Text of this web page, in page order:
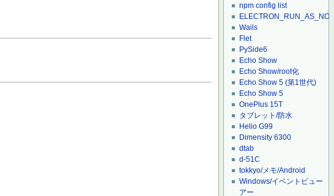
npm config list
Wails
Flet
PySide6
Echo Show
Echo Show/root化
Echo Show 5 (第1世代)
Echo Show 5
OnePlus 15T
タブレット/防水
Helio G99
Dimensity 6300
dtab
d-51C
tokkyo/メモ/Android
Windows/イベントビュー
アー